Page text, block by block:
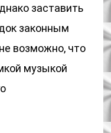
заставить
законным
возможно, что
музыкой